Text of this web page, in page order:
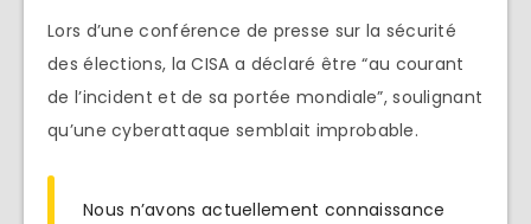
Lors d’une conférence de presse sur la sécurité
des élections, la CISA a déclaré être “au courant
de l’incident et de sa portée mondiale”, soulignant
qu’une cyberattaque semblait improbable.
Nous n’avons actuellement connaissance